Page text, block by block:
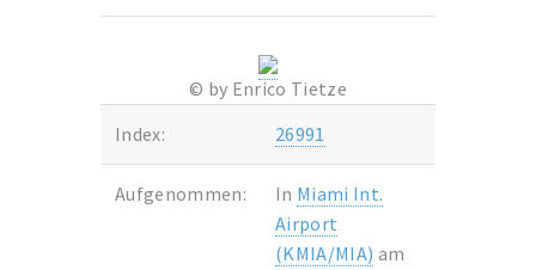
© by Enrico Tietze
Index:
26991
Aufgenommen: In Miami Int.
Airport
(KMIA/MIA) am